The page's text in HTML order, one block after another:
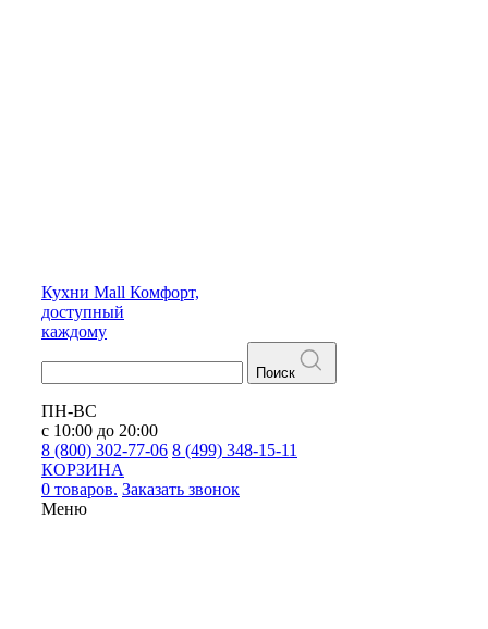
Кухни Mall Комфорт,
доступный
каждому
Поиск
ПН-ВС
с 10:00 до 20:00
8 (800) 302-77-06 8 (499) 348-15-11
КОРЗИНА
0 товаров. Заказать звонок
Меню